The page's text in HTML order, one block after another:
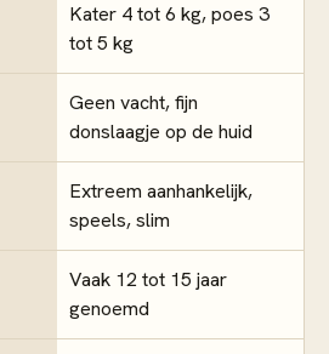
Kater 4 tot 6 kg, poes 3
tot 5 kg
Geen vacht, fijn
donslaagje op de huid
Extreem aanhankelijk,
speels, slim
Vaak 12 tot 15 jaar
genoemd